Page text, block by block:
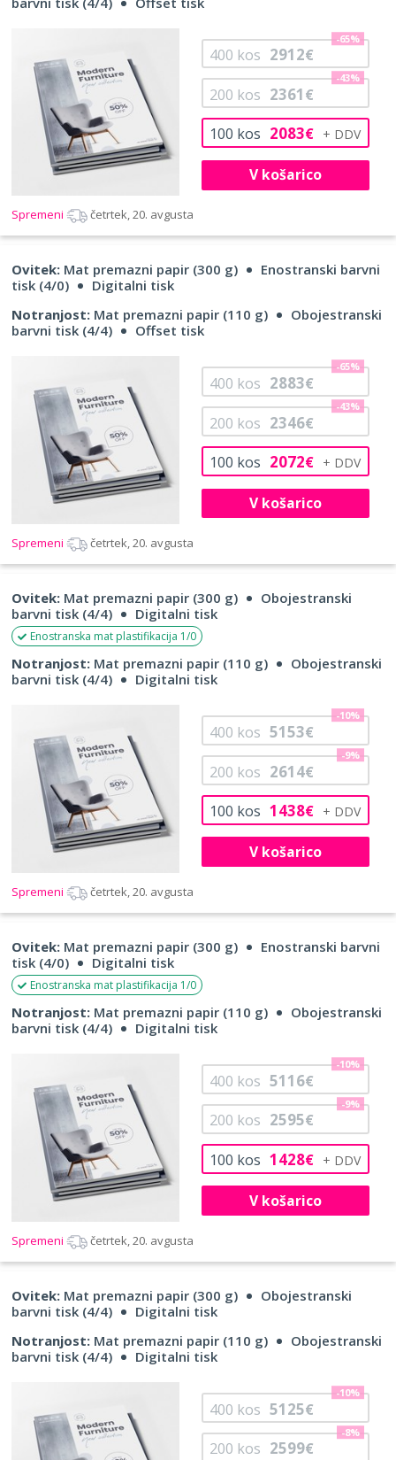
100 kos 2083€
200 kos 2361€
-43%
400 kos 2912€
-65%
V košarico
Spremeni četrtek, 20. avgusta
Ovitek: Mat premazni papir (300 g)
Enostranski barvni
tisk (4/0)
Digitalni tisk
Notranjost: Mat premazni papir (110 g)
Obojestranski
barvni tisk (4/4)
Offset tisk
100 kos 2072€
200 kos 2346€
-43%
400 kos 2883€
-65%
V košarico
Spremeni četrtek, 20. avgusta
Ovitek: Mat premazni papir (300 g)
Obojestranski
barvni tisk (4/4)
Digitalni tisk
Enostranska mat plastifikacija 1/0
Notranjost: Mat premazni papir (110 g)
Obojestranski
barvni tisk (4/4)
Digitalni tisk
100 kos 1438€
200 kos 2614€
-9%
400 kos 5153€
-10%
V košarico
Spremeni četrtek, 20. avgusta
Ovitek: Mat premazni papir (300 g)
Enostranski barvni
tisk (4/0)
Digitalni tisk
Enostranska mat plastifikacija 1/0
Notranjost: Mat premazni papir (110 g)
Obojestranski
barvni tisk (4/4)
Digitalni tisk
100 kos 1428€
200 kos 2595€
-9%
400 kos 5116€
-10%
V košarico
Spremeni četrtek, 20. avgusta
Ovitek: Mat premazni papir (300 g)
Obojestranski
barvni tisk (4/4)
Digitalni tisk
Notranjost: Mat premazni papir (110 g)
Obojestranski
barvni tisk (4/4)
Digitalni tisk
200 kos 2599€
-8%
400 kos 5125€
-10%